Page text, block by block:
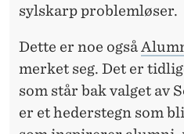
sylskarp problemløser.
Dette er noe også
merket seg. Det er
som står bak valget av
er et hederstegn som